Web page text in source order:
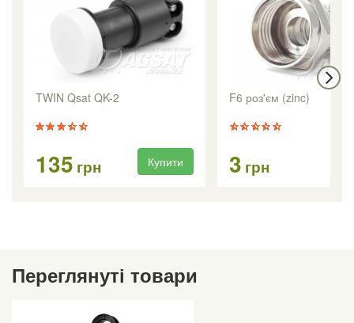
TWIN Qsat QK-2
135 грн Купити
F6 роз'єм (zinc)
3 грн
Переглянуті товари